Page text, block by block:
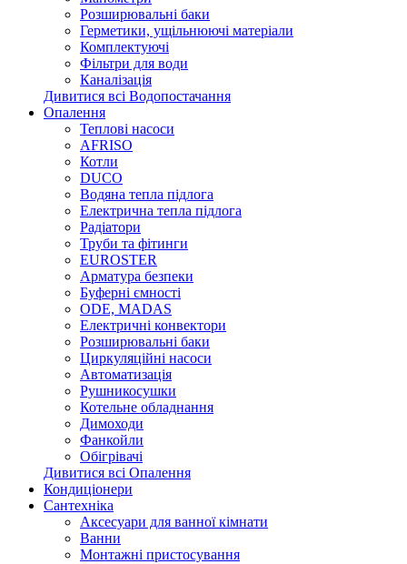
Розширювальні баки
Герметики, ущільнюючі матеріали
Комплектуючі
Фільтри для води
Каналізація
Дивитися всі Водопостачання
Опалення
Теплові насоси
AFRISO
Котли
DUCO
Водяна тепла підлога
Електрична тепла підлога
Радіатори
Труби та фітинги
EUROSTER
Арматура безпеки
Буферні ємності
ODE, MADAS
Електричні конвектори
Розширювальні баки
Циркуляційні насоси
Автоматизація
Рушникосушки
Котельне обладнання
Димоходи
Фанкойли
Обігрівачі
Дивитися всі Опалення
Кондиціонери
Сантехніка
Аксесуари для ванної кімнати
Ванни
Монтажні пристосування